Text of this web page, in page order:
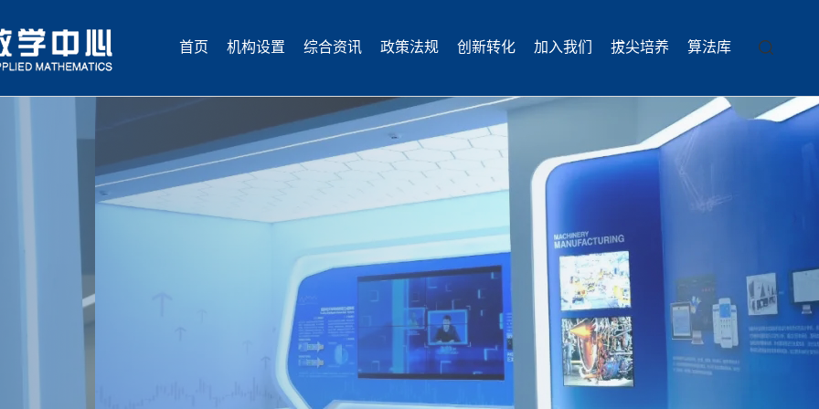
首页 机构设置 综合资讯 政策法规 创新转化 加入我们 拔尖培养 算法库